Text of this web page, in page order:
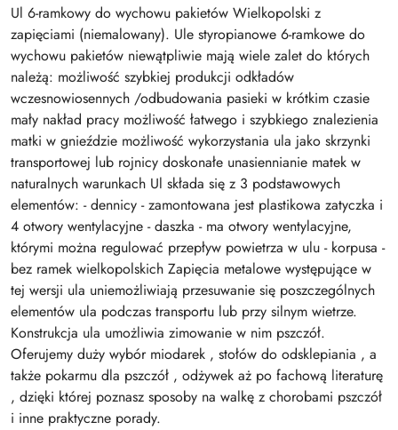
Ul 6-ramkowy do wychowu pakietów Wielkopolski z
zapięciami (niemalowany). Ule styropianowe 6-ramkowe do
wychowu pakietów niewątpliwie mają wiele zalet do których
należą: możliwość szybkiej produkcji odkładów
wczesnowiosennych /odbudowania pasieki w krótkim czasie
mały nakład pracy możliwość łatwego i szybkiego znalezienia
matki w gnieździe możliwość wykorzystania ula jako skrzynki
transportowej lub rojnicy doskonałe unasiennianie matek w
naturalnych warunkach Ul składa się z 3 podstawowych
elementów: - dennicy - zamontowana jest plastikowa zatyczka i
4 otwory wentylacyjne - daszka - ma otwory wentylacyjne,
którymi można regulować przepływ powietrza w ulu - korpusa -
bez ramek wielkopolskich Zapięcia metalowe występujące w
tej wersji ula uniemożliwiają przesuwanie się poszczególnych
elementów ula podczas transportu lub przy silnym wietrze.
Konstrukcja ula umożliwia zimowanie w nim pszczół.
Oferujemy duży wybór miodarek , stołów do odsklepiania , a
także pokarmu dla pszczół , odżywek aż po fachową literaturę
, dzięki której poznasz sposoby na walkę z chorobami pszczół
i inne praktyczne porady.